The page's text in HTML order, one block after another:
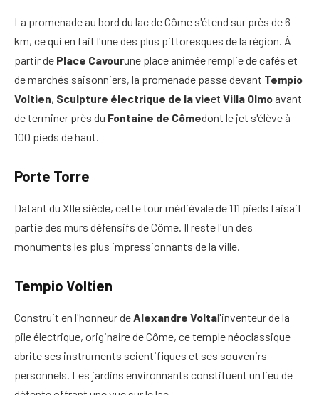
La promenade au bord du lac de Côme s'étend sur près de 6
km, ce qui en fait l'une des plus pittoresques de la région. À
partir de Place Cavourune place animée remplie de cafés et
de marchés saisonniers, la promenade passe devant Tempio
Voltien, Sculpture électrique de la vieet Villa Olmo avant
de terminer près du Fontaine de Cômedont le jet s'élève à
100 pieds de haut.
Porte Torre
Datant du XIIe siècle, cette tour médiévale de 111 pieds faisait
partie des murs défensifs de Côme. Il reste l'un des
monuments les plus impressionnants de la ville.
Tempio Voltien
Construit en l'honneur de Alexandre Voltal'inventeur de la
pile électrique, originaire de Côme, ce temple néoclassique
abrite ses instruments scientifiques et ses souvenirs
personnels. Les jardins environnants constituent un lieu de